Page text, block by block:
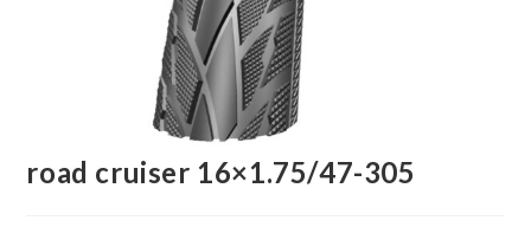
road cruiser 16×1.75/47-305